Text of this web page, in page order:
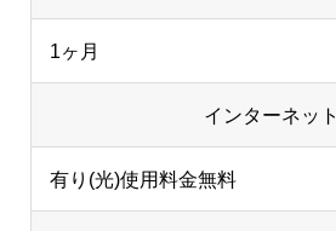
1ヶ月
インターネット
有り(光)使用料金無料